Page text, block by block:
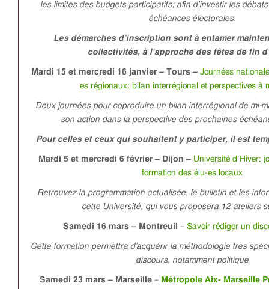
les limites des budgets participatifs; afin d’investir les
échéances électorales.
Les démarches d’inscription sont à entamer
collectivités, à l’approche des fêtes de fin
Mardi 15 et mercredi 16 janvier – Tours – Journées
es régionaux: bilan interrégional et perspectives à
Deux journées pour coproduire un bilan interrégional de mi-
son action dans la perspective des prochaines
Pour celles et ceux qui souhaitent y participer, il est
Mardi 5 et mercredi 6 février – Dijon – Université d’Hiver:
formation des élu-es locaux
Retrouvez la programmation actualisée, le bulletin et les
cette Université, qui vous proposera 12 ateliers
Samedi 16 mars – Montreuil – Savoir rédiger un
Cette formation permettra d’acquérir la méthodologie très
discours, notamment politique
Samedi 23 mars – Marseille – Métropole Aix- Marseille